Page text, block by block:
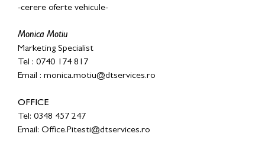
-cerere oferte vehicule-
Monica Motiu
Marketing Specialist
Tel : 0740 174 817
Email : monica.motiu@dtservices.ro
OFFICE
Tel: 0348 457 247
Email: Office.Pitesti@dtservices.ro